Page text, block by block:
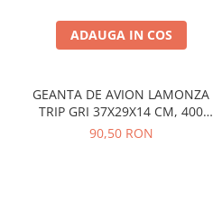
ADAUGA IN COS
GEANTA DE AVION LAMONZA
TRIP GRI 37X29X14 CM, 400
GR
90,50 RON